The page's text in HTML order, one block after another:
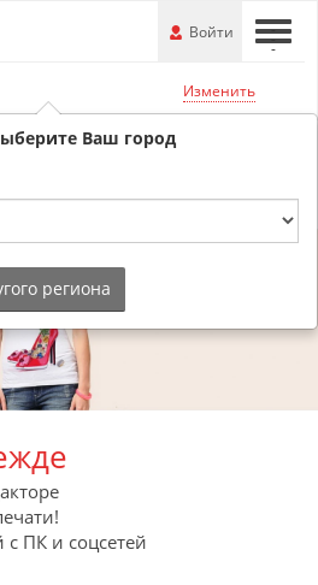
---
Войти
Изменить
с ПК и соцсетей
Ваш город
региона